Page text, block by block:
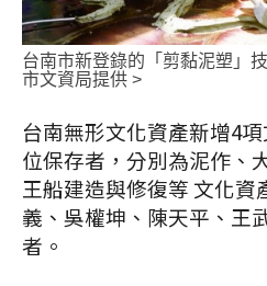
台南市新登錄的「剪黏泥塑」
市文資局提供 >
台南無形文化資產新增4
位保存者，分別為泥作、
王船建造與修復等 文化資
義、吳權坤、陳天平、王
者。